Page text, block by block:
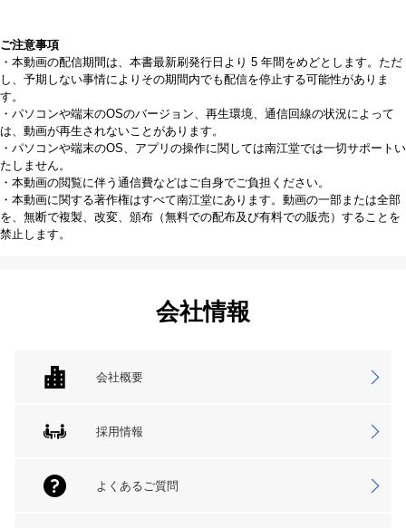
ご注意事項
・本動画の配信期間は、本書最新刷発行日より 5 年間をめどとします。ただ
し、予期しない事情によりその期間内でも配信を停止する可能性がありま
す。
・パソコンや端末のOSのバージョン、再生環境、通信回線の状況によって
は、動画が再生されないことがあります。
・パソコンや端末のOS、アプリの操作に関しては南江堂では一切サポートい
たしません。
・本動画の閲覧に伴う通信費などはご自身でご負担ください。
・本動画に関する著作権はすべて南江堂にあります。動画の一部または全部
を、無断で複製、改変、頒布（無料での配布及び有料での販売）することを
禁止します。
会社情報
会社概要
採用情報
よくあるご質問